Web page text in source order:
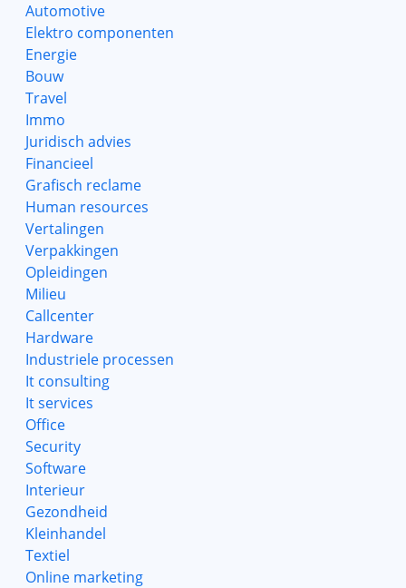
Automotive
Elektro componenten
Energie
Bouw
Travel
Immo
Juridisch advies
Financieel
Grafisch reclame
Human resources
Vertalingen
Verpakkingen
Opleidingen
Milieu
Callcenter
Hardware
Industriele processen
It consulting
It services
Office
Security
Software
Interieur
Gezondheid
Kleinhandel
Textiel
Online marketing